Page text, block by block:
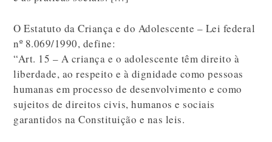
O Estatuto da Criança e do Adolescente – Lei federal
nº 8.069/1990, define:
“Art. 15 – A criança e o adolescente têm direito à
liberdade, ao respeito e à dignidade como pessoas
humanas em processo de desenvolvimento e como
sujeitos de direitos civis, humanos e sociais
garantidos na Constituição e nas leis.